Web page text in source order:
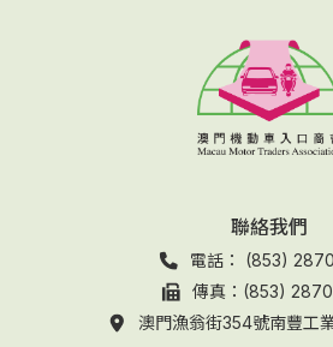
聯絡我們
電話： (853)
傳真：(853)
澳門漁翁街354號南豐工